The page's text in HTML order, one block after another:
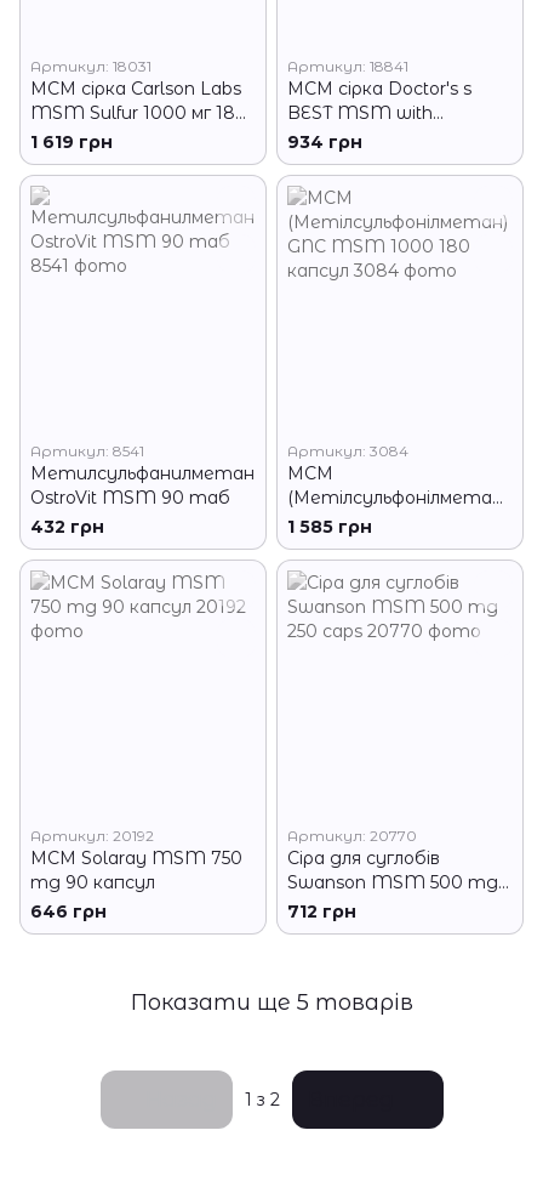
Артикул: 18031
МСМ сірка Carlson Labs
MSM Sulfur 1000 мг 180
капс
1 619 грн
Артикул: 18841
МСМ сірка Doctor's s
BEST MSM with
OptiMSM 180 капсул
934 грн
Артикул: 8541
Метилсульфанилметан
OstroVit MSM 90 таб
432 грн
Артикул: 3084
МСМ
(Метілсульфонілметан)
GNC MSM 1000 180
капсул
1 585 грн
Артикул: 20192
МСМ Solaray MSM 750
mg 90 капсул
646 грн
Артикул: 20770
Сіра для суглобів
Swanson MSM 500 mg
250 caps
712 грн
Показати ще 5 товарів
1 з 2